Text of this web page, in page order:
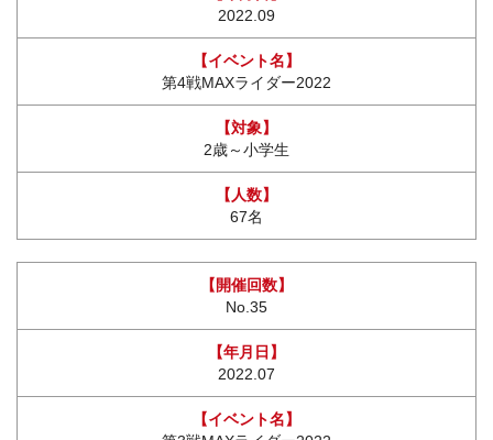
2022.09
第4戦MAXライダー2022
2歳～小学生
67名
No.35
2022.07